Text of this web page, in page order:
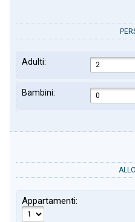
Adulti:
Bambini:
Appartamenti: